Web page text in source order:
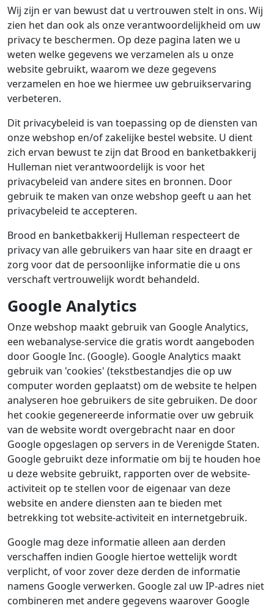
Wij zijn er van bewust dat u vertrouwen stelt in ons. Wij
zien het dan ook als onze verantwoordelijkheid om uw
privacy te beschermen. Op deze pagina laten we u
weten welke gegevens we verzamelen als u onze
website gebruikt, waarom we deze gegevens
verzamelen en hoe we hiermee uw gebruikservaring
verbeteren.
Dit privacybeleid is van toepassing op de diensten van
onze webshop en/of zakelijke bestel website. U dient
zich ervan bewust te zijn dat Brood en banketbakkerij
Hulleman niet verantwoordelijk is voor het
privacybeleid van andere sites en bronnen. Door
gebruik te maken van onze webshop geeft u aan het
privacybeleid te accepteren.
Brood en banketbakkerij Hulleman respecteert de
privacy van alle gebruikers van haar site en draagt er
zorg voor dat de persoonlijke informatie die u ons
verschaft vertrouwelijk wordt behandeld.
Google Analytics
Onze webshop maakt gebruik van Google Analytics,
een webanalyse-service die gratis wordt aangeboden
door Google Inc. (Google). Google Analytics maakt
gebruik van 'cookies' (tekstbestandjes die op uw
computer worden geplaatst) om de website te helpen
analyseren hoe gebruikers de site gebruiken. De door
het cookie gegenereerde informatie over uw gebruik
van de website wordt overgebracht naar en door
Google opgeslagen op servers in de Verenigde Staten.
Google gebruikt deze informatie om bij te houden hoe
u deze website gebruikt, rapporten over de website-
activiteit op te stellen voor de eigenaar van deze
website en andere diensten aan te bieden met
betrekking tot website-activiteit en internetgebruik.
Google mag deze informatie alleen aan derden
verschaffen indien Google hiertoe wettelijk wordt
verplicht, of voor zover deze derden de informatie
namens Google verwerken. Google zal uw IP-adres niet
combineren met andere gegevens waarover Google